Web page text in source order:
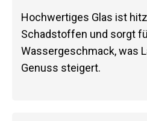
Hochwertiges Glas ist
Schadstoffen und sorgt
Wassergeschmack, was
Genuss steigert.